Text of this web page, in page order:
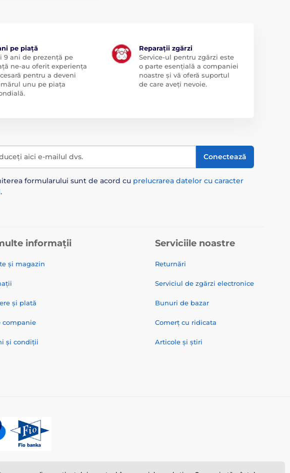
pe piață
9 ani de prezență pe
ne-au oferit experiența
pentru a deveni
unu pe piața
Reparații zgărzi
Service-ul pentru zgărzi este
o parte esențială a companiei
noastre și vă oferă suportul
de care aveți nevoie.
aici e-mailul dvs. Conectează
formularului sunt de acord cu prelucrarea datelor cu caracter
.
informații
și magazin
și plată
companie
și condiții
Serviciile noastre
Returnări
Serviciul de zgărzi electronice
Bunuri de bazar
Comerț cu ridicata
Articole și știri